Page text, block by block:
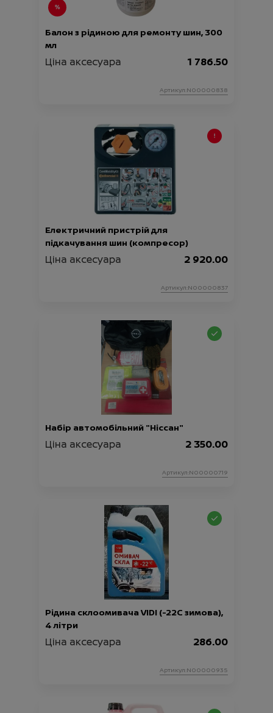
Балон з рідиною для ремонту шин, 300
мл
Ціна аксесуара 1 786.50
Артикул:N00000838
Електричний пристрій для
підкачування шин (компресор)
Ціна аксесуара 2 920.00
Артикул:N00000837
Набір автомобільний "Ніссан"
Ціна аксесуара 2 350.00
Артикул:N00000719
Рідина склоомивача VIDI (-22С зимова),
4 літри
Ціна аксесуара 286.00
Артикул:N00000935